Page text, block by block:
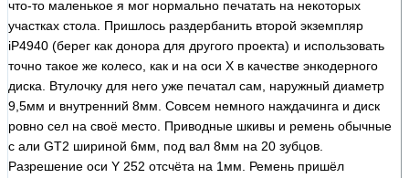
что-то маленькое я мог нормально печатать на некоторых
участках стола. Пришлось раздербанить второй экземпляр
iP4940 (берег как донора для другого проекта) и использовать
точно такое же колесо, как и на оси X в качестве энкодерного
диска. Втулочку для него уже печатал сам, наружный диаметр
9,5мм и внутренний 8мм. Совсем немного наждачинга и диск
ровно сел на своё место. Приводные шкивы и ремень обычные
с али GT2 шириной 6мм, под вал 8мм на 20 зубцов.
Разрешение оси Y 252 отсчёта на 1мм. Ремень пришёл